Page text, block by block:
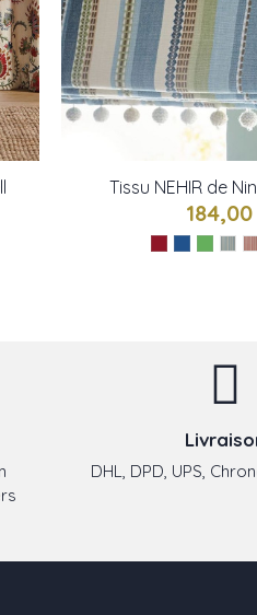
Tissu NEHIR de
DHL, DPD, UPS,